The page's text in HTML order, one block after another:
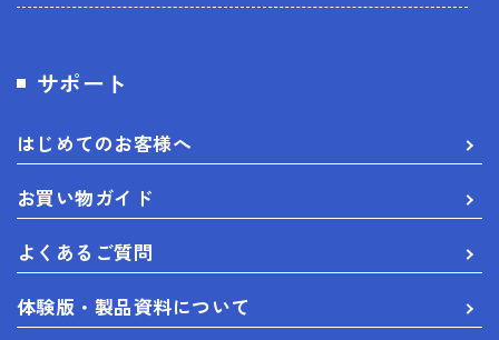
サポート
はじめてのお客様へ
お買い物ガイド
よくあるご質問
体験版・製品資料について